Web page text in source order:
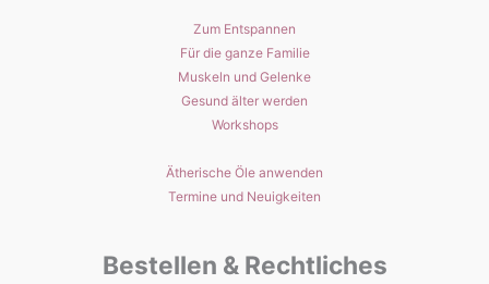
Zum Entspannen
Für die ganze Familie
Muskeln und Gelenke
Gesund älter werden
Workshops
Ätherische Öle anwenden
Termine und Neuigkeiten
Bestellen & Rechtliches